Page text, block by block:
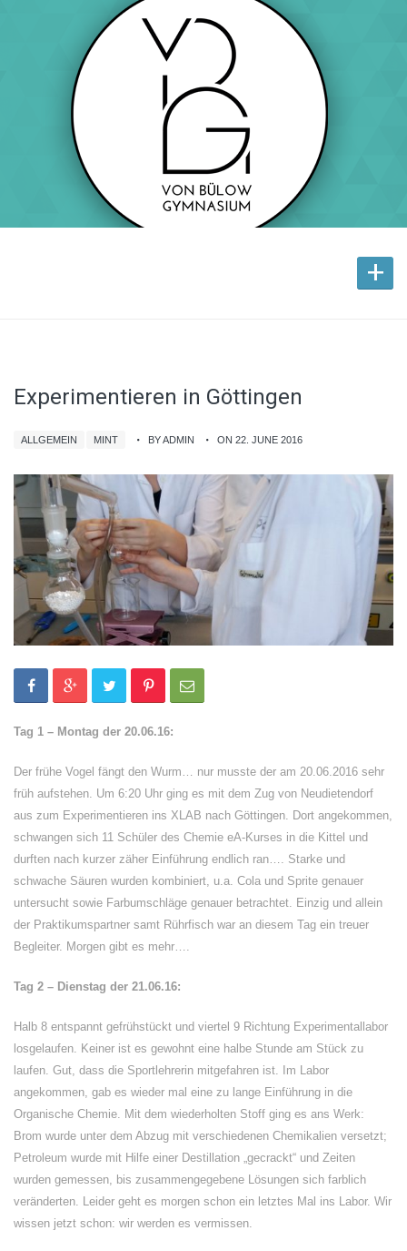
+
Experimentieren in Göttingen
ALLGEMEIN MINT BY ADMIN ON 22. JUNE 2016
Tag 1 – Montag der 20.06.16:
Der frühe Vogel fängt den Wurm… nur musste der am 20.06.2016 sehr
früh aufstehen. Um 6:20 Uhr ging es mit dem Zug von Neudietendorf
aus zum Experimentieren ins XLAB nach Göttingen. Dort angekommen,
schwangen sich 11 Schüler des Chemie eA-Kurses in die Kittel und
durften nach kurzer zäher Einführung endlich ran…. Starke und
schwache Säuren wurden kombiniert, u.a. Cola und Sprite genauer
untersucht sowie Farbumschläge genauer betrachtet. Einzig und allein
der Praktikumspartner samt Rührfisch war an diesem Tag ein treuer
Begleiter. Morgen gibt es mehr….
Tag 2 – Dienstag der 21.06.16:
Halb 8 entspannt gefrühstückt und viertel 9 Richtung Experimentallabor
losgelaufen. Keiner ist es gewohnt eine halbe Stunde am Stück zu
laufen. Gut, dass die Sportlehrerin mitgefahren ist. Im Labor
angekommen, gab es wieder mal eine zu lange Einführung in die
Organische Chemie. Mit dem wiederholten Stoff ging es ans Werk:
Brom wurde unter dem Abzug mit verschiedenen Chemikalien versetzt;
Petroleum wurde mit Hilfe einer Destillation „gecrackt“ und Zeiten
wurden gemessen, bis zusammengegebene Lösungen sich farblich
veränderten. Leider geht es morgen schon ein letztes Mal ins Labor. Wir
wissen jetzt schon: wir werden es vermissen.